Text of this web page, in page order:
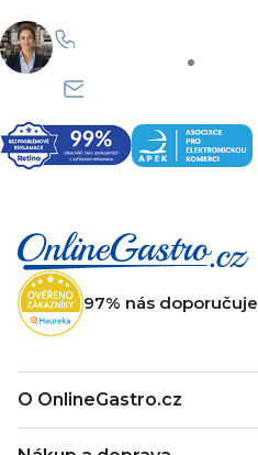
97% nás doporučuje
O OnlineGastro.cz